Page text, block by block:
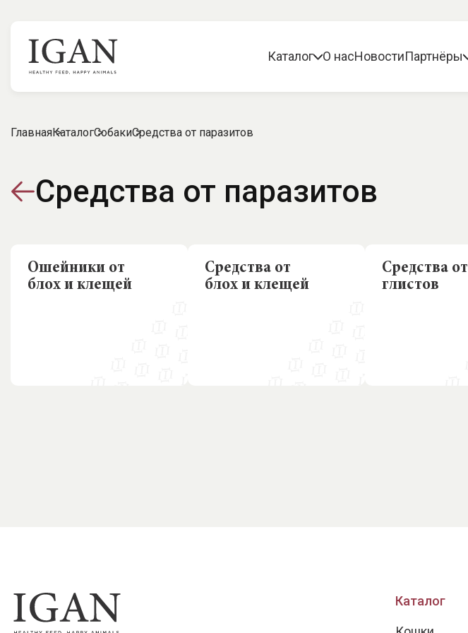
Каталог О насНовостиПартнёры
ГлавнаяКаталогСобакиСредства от паразитов
Средства от паразитов
Ошейники от
блох и клещей
Средства от
блох и клещей
Средства от
глистов
Каталог